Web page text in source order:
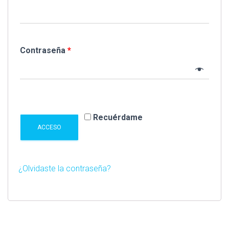
Contraseña *
Recuérdame
ACCESO
¿Olvidaste la contraseña?